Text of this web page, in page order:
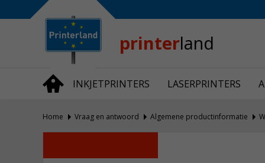
printerland
INKJETPRINTERS LASERPRINTERS
Over Printerland
Privacy
Algemene Voorwaarden
Productnieuws
Home Vraag en antwoord Algemene productinformatie